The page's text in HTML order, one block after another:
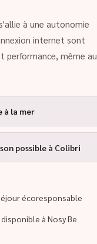
à une autonomie
internet sont
performance, même au
à la mer
possible à Colibri
écoresponsable
à Nosy Be